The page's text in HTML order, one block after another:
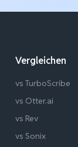
Vergleichen
vs TurboScribe
vs Otter.ai
vs Rev
vs Sonix